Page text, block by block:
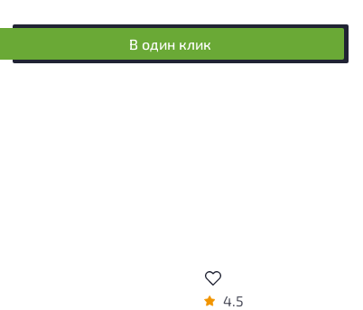
В один клик
4.5